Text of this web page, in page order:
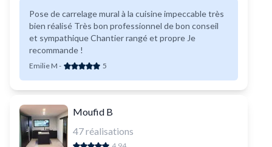
Pose de carrelage mural à la cuisine impeccable très
bien réalisé Très bon professionnel de bon conseil
et sympathique Chantier rangé et propre Je
recommande !
Emilie M - 5
Moufid B
47réalisations